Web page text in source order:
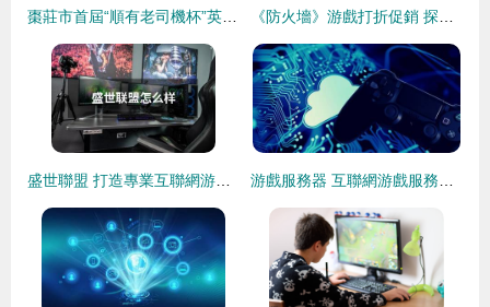
棗莊市首屆“順有老司機杯”英雄聯盟大賽圓滿落幕，點燃城市數字競技新熱潮 《防火墻》游戲打折促銷 探索互聯網游戲服務的優惠盛宴
盛世聯盟 打造專業互聯網游戲服務的領航者 游戲服務器 互聯網游戲服務的核心引擎